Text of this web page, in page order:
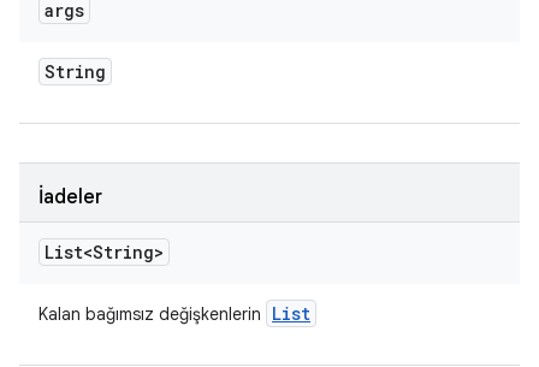
args
String
İadeler
List<String>
Kalan bağımsız değişkenlerin List